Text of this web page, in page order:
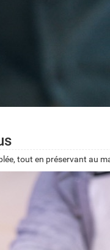
tout en préservant au